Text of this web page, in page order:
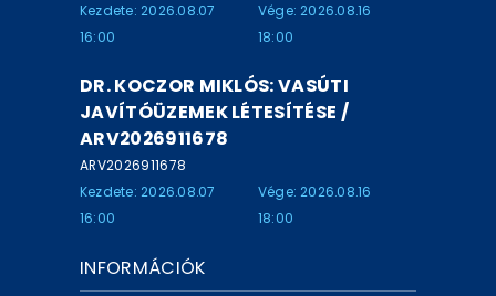
Kezdete: 2026.08.07
16:00
Vége: 2026.08.16
18:00
DR. KOCZOR MIKLÓS: VASÚTI
JAVÍTÓÜZEMEK LÉTESÍTÉSE /
ARV2026911678
ARV2026911678
Kezdete: 2026.08.07
16:00
Vége: 2026.08.16
18:00
INFORMÁCIÓK